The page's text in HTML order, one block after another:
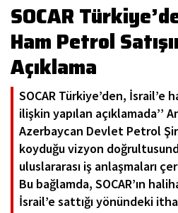
SOCAR
Ham Petrol
Açıklama
SOCAR Türkiye’den, İsrail’e
ilişkin yapılan açıklamada’’
Azerbaycan Devlet Petrol
koyduğu vizyon
uluslararası iş anlaşmaları
Bu bağlamda, SOCAR’ın
İsrail’e sattığı yönündeki